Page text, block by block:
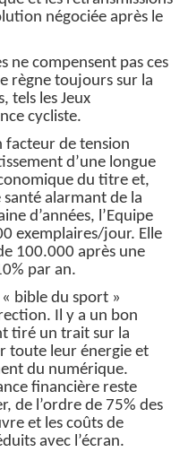
négociée après le
ne compensent pas ces
règne toujours sur la
tels les Jeux
cycliste.
facteur de tension
d’une longue
du titre et,
santé alarmant de la
d’années, l’Equipe
exemplaires/jour. Elle
100.000 après une
par an.
bible du sport »
Il y a un bon
tiré un trait sur la
toute leur énergie et
du numérique.
financière reste
de l’ordre de 75% des
et les coûts de
avec l’écran.